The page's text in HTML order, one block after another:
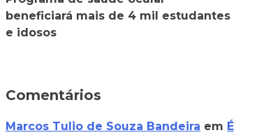
beneficiará mais de 4 mil estudantes
e idosos
Comentários
Marcos Tulio de Souza Bandeira em É